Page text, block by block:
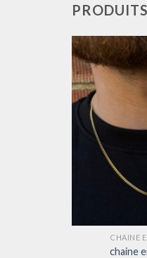
CHAINE
chaine